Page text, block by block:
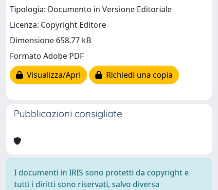
Tipologia: Documento in Versione Editoriale
Licenza: Copyright Editore
Dimensione 658.77 kB
Formato Adobe PDF
Visualizza/Apri
Richiedi una copia
Pubblicazioni consigliate
I documenti in IRIS sono protetti da copyright e
tutti i diritti sono riservati, salvo diversa